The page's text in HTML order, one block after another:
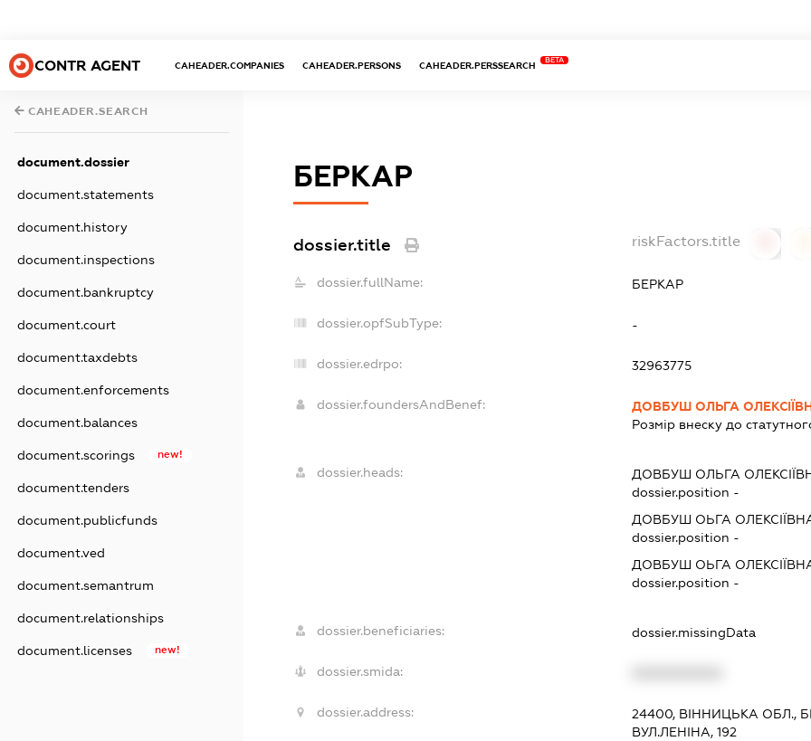
CONTR AGENT CAHEADER.COMPANIES CAHEADER.PERSONS CAHEADER.PERSSEARCH
BETA
CAHEADER.SEARCH
document.dossier
document.statements
document.history
document.inspections
document.bankruptcy
document.court
document.taxdebts
document.enforcements
document.balances
document.scorings new!
document.tenders
document.publicfunds
document.ved
document.semantrum
document.relationships
document.licenses new!
БЕРКАР
dossier.title riskFactors.title
dossier.fullName: БЕРКАР
dossier.opfSubType: -
dossier.edrpo: 32963775
dossier.foundersAndBenef:
ДОВБУШ ОЛЬГА
Розмір внеску до
dossier.heads: ДОВБУШ ОЛЬГА
dossier.position -
ДОВБУШ ОЬГА
dossier.position -
ДОВБУШ ОЬГА
dossier.position -
dossier.beneficiaries: dossier.missingData
dossier.smida:
dossier.address:
24400, ВІННИЦЬКА ОБЛ.,
ВУЛ.ЛЕНІНА, 192